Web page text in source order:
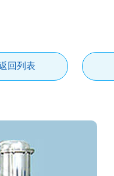
回列表